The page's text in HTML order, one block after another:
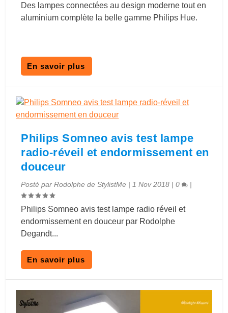
Des lampes connectées au design moderne tout en
aluminium complète la belle gamme Philips Hue.
En savoir plus
Philips Somneo avis test lampe
radio-réveil et endormissement en
douceur
Posté parRodolphe de StylistMe | 1 Nov 2018 |0 |
Philips Somneo avis test lampe radio réveil et
endormissement en douceur par Rodolphe
Degandt...
En savoir plus